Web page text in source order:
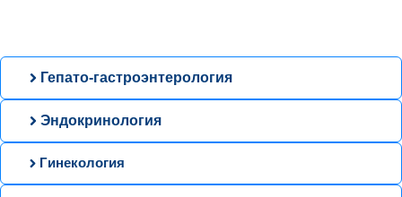
Гепато-гастроэнтерология
Эндокринология
Гинекология